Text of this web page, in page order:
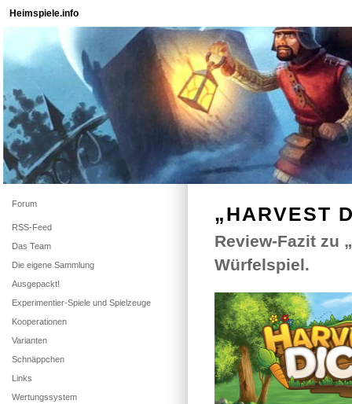
Heimspiele.info
„HARVEST
Review-Fazit zu
Würfelspiel.
Forum
RSS-Feed
Das Team
Die eigene Sammlung
Ausgepackt!
Experimentier-Spiele und Spielzeuge
Kooperationen
Varianten
Schnäppchen
Links
Wertungssystem